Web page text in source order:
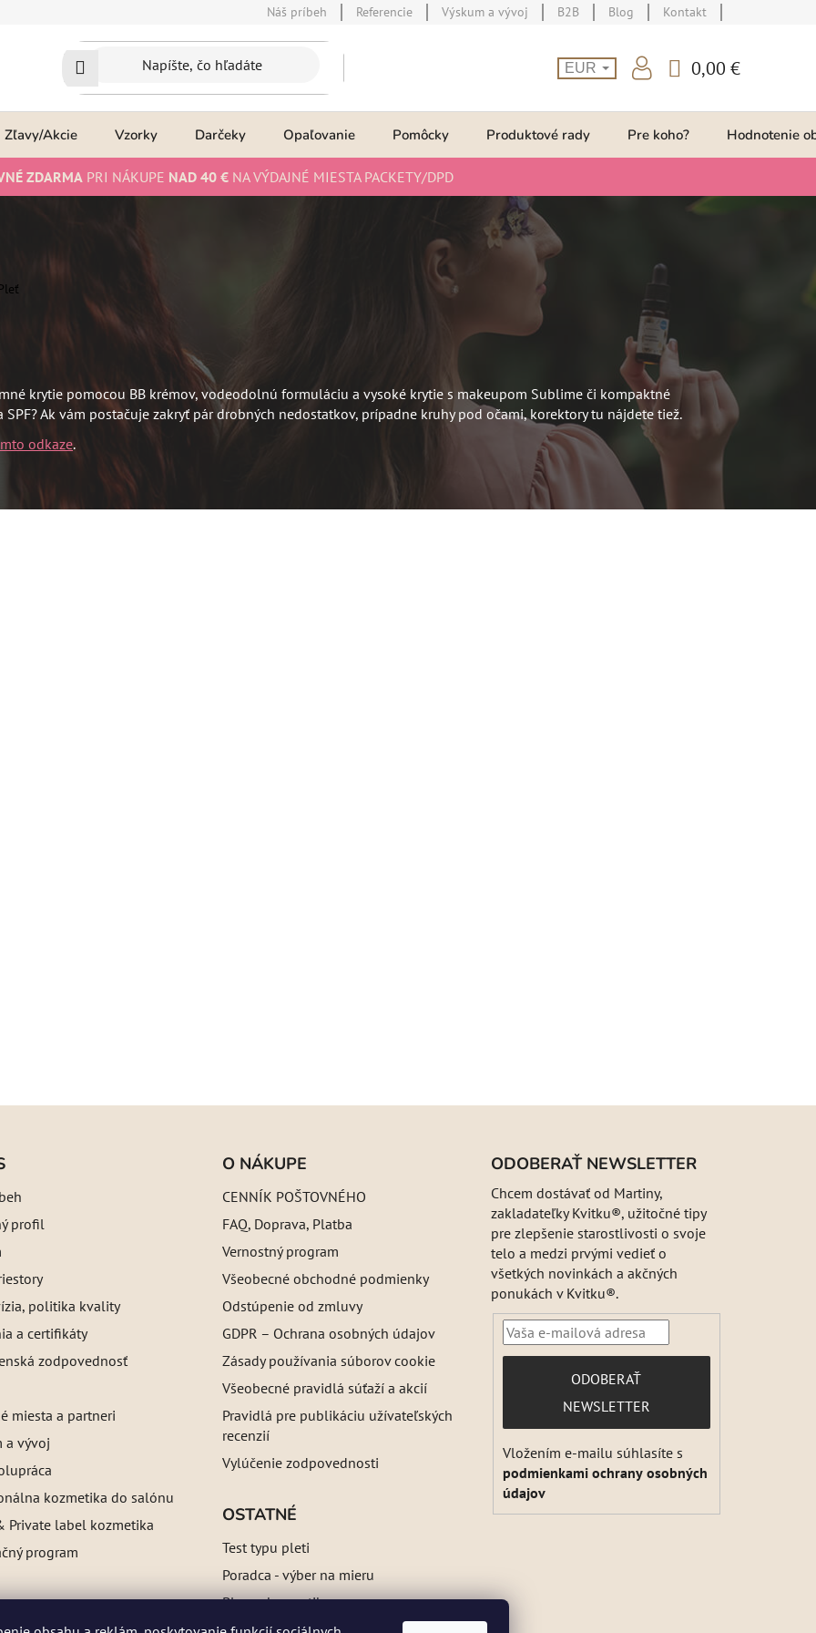
Náš príbeh Referencie Výskum a vývoj B2B Blog Kontakt
EUR
KOŠÍK
0,00 €
Zľavy/Akcie Vzorky Darčeky Opaľovanie Pomôcky Produktové rady Pre koho? Hodnotenie
ZDARMA PRI NÁKUPE NAD 40 € NA VÝDAJNÉ MIESTA PACKETY/DPD
krytie pomocou BB krémov, vodeodolnú formuláciu a vysoké krytie s makeupom Sublime či kompaktné
Ak vám postačuje zakryť pár drobných nedostatkov, prípadne kruhy pod očami, korektory tu nájdete tiež.
odkaze.
profil
politika kvality
a certifikáty
zodpovednosť
miesta a partneri
a vývoj
kozmetika do salónu
Private label kozmetika
program
O NÁKUPE
CENNÍK POŠTOVNÉHO
FAQ, Doprava, Platba
Vernostný program
Všeobecné obchodné podmienky
Odstúpenie od zmluvy
GDPR – Ochrana osobných údajov
Zásady používania súborov cookie
Všeobecné pravidlá súťaží a akcií
Pravidlá pre publikáciu užívateľských
recenzií
Vylúčenie zodpovednosti
OSTATNÉ
Test typu pleti
Poradca - výber na mieru
Blog o kozmetike
ODOBERAŤ NEWSLETTER
Chcem dostávať od Martiny,
zakladateľky Kvitku®, užitočné tipy
pre zlepšenie starostlivosti o svoje
telo a medzi prvými vedieť o
všetkých novinkách a akčných
ponukách v Kvitku®.
PRIHLÁSIŤ
SA
ODOBERAŤ
NEWSLETTER
Vložením e-mailu súhlasíte s
podmienkami ochrany osobných
údajov